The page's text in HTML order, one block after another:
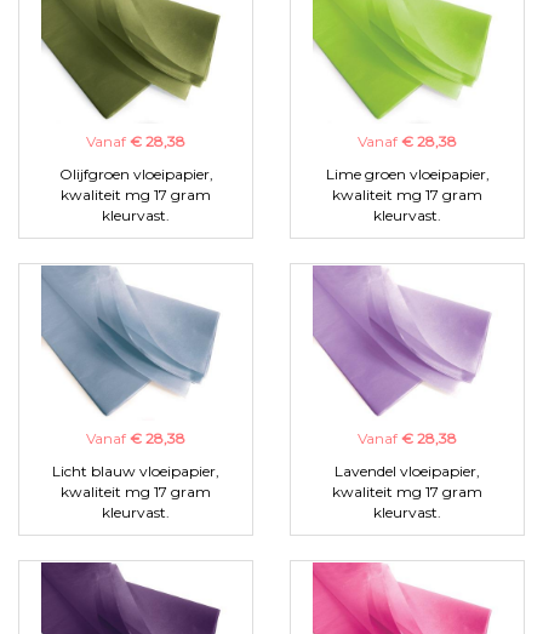
Vanaf € 28,38
Olijfgroen vloeipapier,
kwaliteit mg 17 gram
kleurvast.
Vanaf € 28,38
Lime groen vloeipapier,
kwaliteit mg 17 gram
kleurvast.
Vanaf € 28,38
Licht blauw vloeipapier,
kwaliteit mg 17 gram
kleurvast.
Vanaf € 28,38
Lavendel vloeipapier,
kwaliteit mg 17 gram
kleurvast.